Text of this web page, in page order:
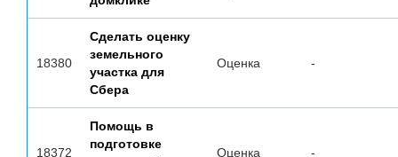
18380
Сделать оценку
земельного
участка для
Сбера
Оценка -
18372
Помощь в
подготовке
Оценка -